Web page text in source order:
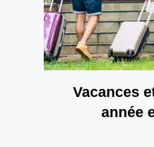
Vacances
année